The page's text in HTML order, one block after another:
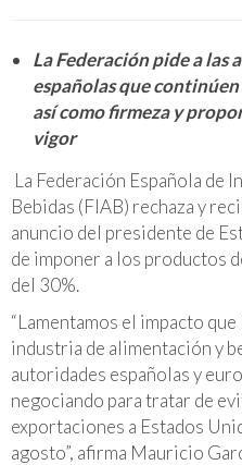
La Federación pide a las
españolas que
así como firmeza y
vigor
La Federación Española de
Bebidas (FIAB) rechaza y
anuncio del presidente de
de imponer a los productos
del 30%.
“Lamentamos el impacto
industria de alimentación y
autoridades españolas y
negociando para tratar de
exportaciones a Estados
agosto”, afirma Mauricio